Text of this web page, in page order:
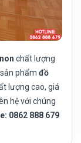
chất lượng
phẩm đồ
lượng cao, giá
hệ với chúng
0862 888 679